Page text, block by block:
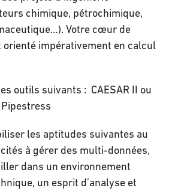
chimique, pétrochimique,
Votre cœur de
orienté impérativement en calcul
outils suivants : CAESAR II ou
les aptitudes suivantes au
à gérer des multi-données,
dans un environnement
un esprit d’analyse et